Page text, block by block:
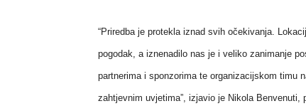
“Priredba je protekla iznad svih očekivanja.
pogodak, a iznenadilo nas je i veliko zanimanje
partnerima i sponzorima te organizacijskom timu
zahtjevnim uvjetima”, izjavio je Nikola